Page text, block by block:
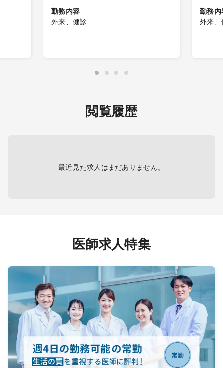
勤務内容
外来、健診
・M3デジカル・クラークもしくは看
勤務内
外来、
閲覧履歴
最近見た求人はまだありません。
医師求人特集